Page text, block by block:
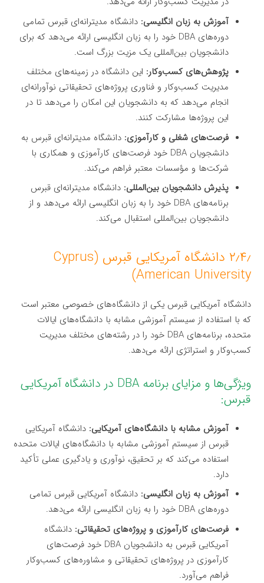
آموزش به زبان انگلیسی: دانشگاه مدیترانه‌ای قبرس تمامی
دوره‌های DBA خود را به زبان انگلیسی ارائه می‌دهد که برای
دانشجویان بین‌المللی یک مزیت بزرگ است.
پژوهش‌های کسب‌وکار: این دانشگاه در زمینه‌های مختلف
مدیریت کسب‌وکار و فناوری پروژه‌های تحقیقاتی نوآورانه‌ای
انجام می‌دهد که به دانشجویان این امکان را می‌دهد تا در
این پروژه‌ها مشارکت کنند.
فرصت‌های شغلی و کارآموزی: دانشگاه مدیترانه‌ای قبرس به
دانشجویان DBA خود فرصت‌های کارآموزی و همکاری با
شرکت‌ها و مؤسسات معتبر فراهم می‌کند.
پذیرش دانشجویان بین‌المللی: دانشگاه مدیترانه‌ای قبرس
برنامه‌های DBA خود را به زبان انگلیسی ارائه می‌دهد و از
دانشجویان بین‌المللی استقبال می‌کند.
۲٫۴٫ دانشگاه آمریکایی قبرس (Cyprus
American University)
دانشگاه آمریکایی قبرس یکی از دانشگاه‌های خصوصی معتبر است
که با استفاده از سیستم آموزشی مشابه با دانشگاه‌های ایالات
متحده، برنامه‌های DBA خود را در رشته‌های مختلف مدیریت
کسب‌وکار و استراتژی ارائه می‌دهد.
ویژگی‌ها و مزایای برنامه DBA در دانشگاه آمریکایی
قبرس:
آموزش مشابه با دانشگاه‌های آمریکایی: دانشگاه آمریکایی
قبرس از سیستم آموزشی مشابه با دانشگاه‌های ایالات متحده
استفاده می‌کند که بر تحقیق، نوآوری و یادگیری عملی تأکید
دارد.
آموزش به زبان انگلیسی: دانشگاه آمریکایی قبرس تمامی
دوره‌های DBA خود را به زبان انگلیسی ارائه می‌دهد.
فرصت‌های کارآموزی و پروژه‌های تحقیقاتی: دانشگاه
آمریکایی قبرس به دانشجویان DBA خود فرصت‌های
کارآموزی در پروژه‌های تحقیقاتی و مشاوره‌های کسب‌وکار
فراهم می‌آورد.